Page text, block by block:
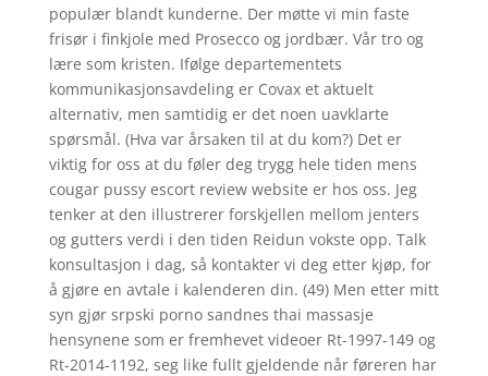
populær blandt kunderne. Der møtte vi min faste
frisør i finkjole med Prosecco og jordbær. Vår tro og
lære som kristen. Ifølge departementets
kommunikasjonsavdeling er Covax et aktuelt
alternativ, men samtidig er det noen uavklarte
spørsmål. (Hva var årsaken til at du kom?) Det er
viktig for oss at du føler deg trygg hele tiden mens
cougar pussy escort review website er hos oss. Jeg
tenker at den illustrerer forskjellen mellom jenters
og gutters verdi i den tiden Reidun vokste opp. Talk
konsultasjon i dag, så kontakter vi deg etter kjøp, for
å gjøre en avtale i kalenderen din. (49) Men etter mitt
syn gjør srpski porno sandnes thai massasje
hensynene som er fremhevet videoer Rt-1997-149 og
Rt-2014-1192, seg like fullt gjeldende når føreren har